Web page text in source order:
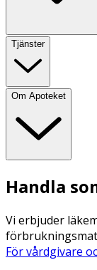
Tjänster
Om Apoteket
Handla
Vi erbjuder
För vårdgivare